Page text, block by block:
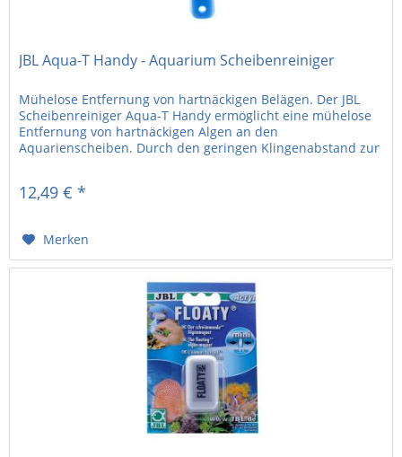
JBL Aqua-T Handy - Aquarium Scheibenreiniger
Mühelose Entfernung von hartnäckigen Belägen. Der JBL
Scheibenreiniger Aqua-T Handy ermöglicht eine mühelose
Entfernung von hartnäckigen Algen an den
Aquarienscheiben. Durch den geringen Klingenabstand zur
12,49 € *
Merken